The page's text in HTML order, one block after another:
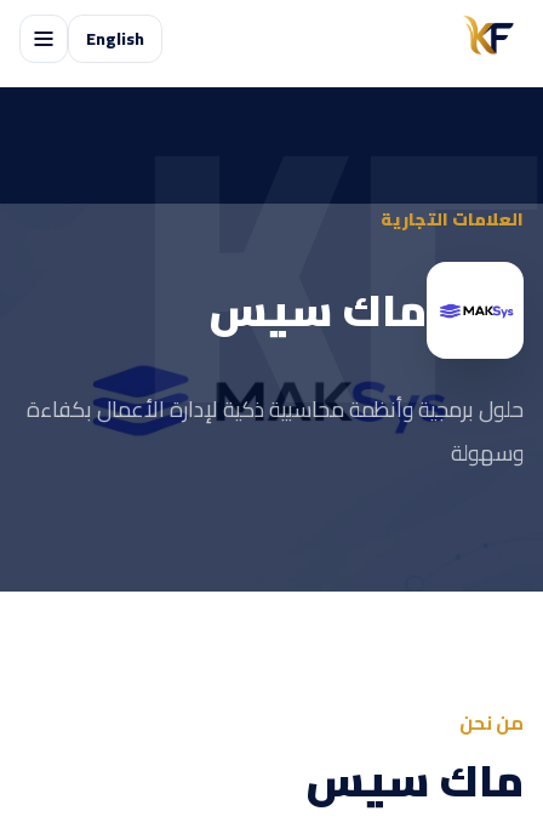
EnglishKF
العلامات التجارية
ماك سيس
حلول برمجية وأنظمة محاسبية ذكية لإدارة الأعمال بكفاءة
وسهولة
من نحن
ماك سيس